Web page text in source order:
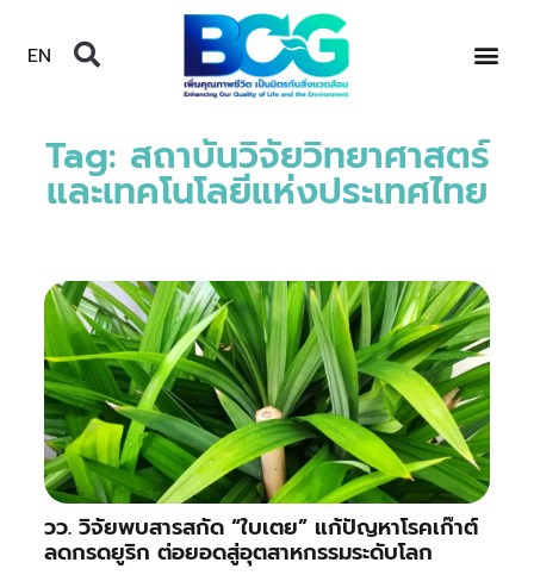
EN
Tag: สถาบันวิจัยวิทยาศาสตร์
และเทคโนโลยีแห่งประเทศไทย
วว. วิจัยพบสารสกัด “ใบเตย” แก้ปัญหาโรคเก๊าต์
ลดกรดยูริก ต่อยอดสู่อุตสาหกรรมระดับโลก